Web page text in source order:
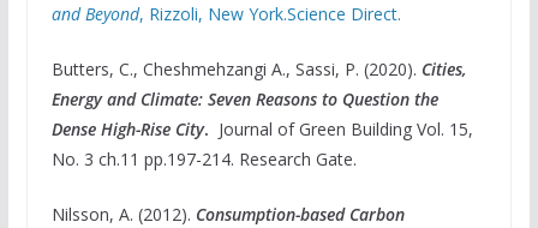
and Beyond, Rizzoli, New York.Science Direct.
Butters, C., Cheshmehzangi A., Sassi, P. (2020). Cities,
Energy and Climate: Seven Reasons to Question the
Dense High-Rise City. Journal of Green Building Vol. 15,
No. 3 ch.11 pp.197-214. Research Gate.
Nilsson, A. (2012). Consumption-based Carbon